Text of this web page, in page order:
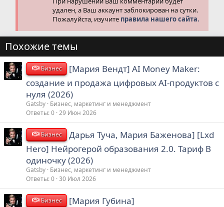
удален, а Ваш аккаунт заблокирован на сутки.
Пожалуйста, изучите правила нашего сайта.
Похожие темы
Бизнес
[Мария Вендт] AI Money Maker:
создание и продажа цифровых AI-продуктов с
нуля (2026)
Gatsby Бизнес, маркетинг и менеджмент
Ответы 0 29 Июн 2026
Бизнес
Дарья Туча, Мария Баженова] [Lxd
Hero] Нейрогерой образования 2.0. Тариф В
одиночку (2026)
Gatsby Бизнес, маркетинг и менеджмент
Ответы 0 30 Июл 2026
Бизнес
[Мария Губина]